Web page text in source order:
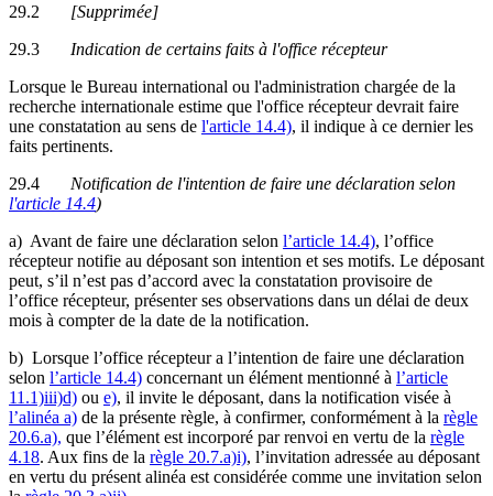
29.2 [Supprimée]
29.3 Indication de certains faits à l'office récepteur
Lorsque le Bureau international ou l'administration chargée de la
recherche internationale estime que l'office récepteur devrait faire
une constatation au sens de l'article 14.4), il indique à ce dernier les
faits pertinents.
29.4 Notification de l'intention de faire une déclaration selon
l'article 14.4)
a) Avant de faire une déclaration selon l’article 14.4), l’office
récepteur notifie au déposant son intention et ses motifs. Le déposant
peut, s’il n’est pas d’accord avec la constatation provisoire de
l’office récepteur, présenter ses observations dans un délai de deux
mois à compter de la date de la notification.
b) Lorsque l’office récepteur a l’intention de faire une déclaration
selon l’article 14.4) concernant un élément mentionné à l’article
11.1)iii)d) ou e), il invite le déposant, dans la notification visée à
l’alinéa a) de la présente règle, à confirmer, conformément à la règle
20.6.a), que l’élément est incorporé par renvoi en vertu de la règle
4.18. Aux fins de la règle 20.7.a)i), l’invitation adressée au déposant
en vertu du présent alinéa est considérée comme une invitation selon